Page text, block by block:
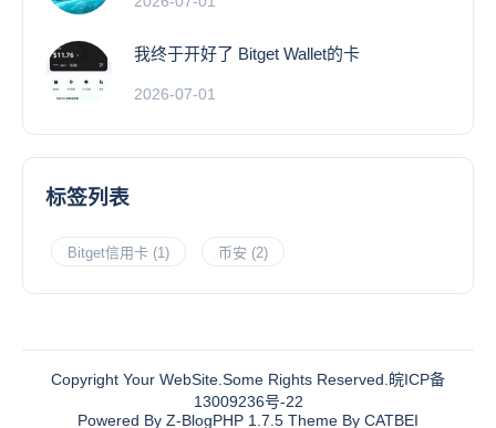
我终于开好了 Bitget Wallet的卡
2026-07-01
标签列表
Bitget信用卡 (1) 币安 (2)
Copyright Your WebSite.Some Rights Reserved.皖ICP备
13009236号-22
Powered By Z-BlogPHP 1.7.5 Theme By CATBEI